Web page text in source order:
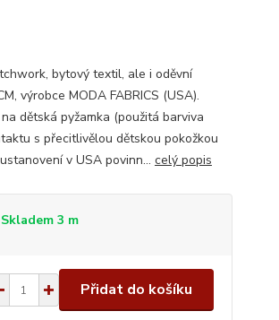
bytový textil, ale i oděvní
výrobce MODA FABRICS (USA).
dětská pyžamka (použitá barviva
s přecitlivělou dětskou pokožkou
v USA povinn... celý popis
Skladem 3 m
Přidat do košíku